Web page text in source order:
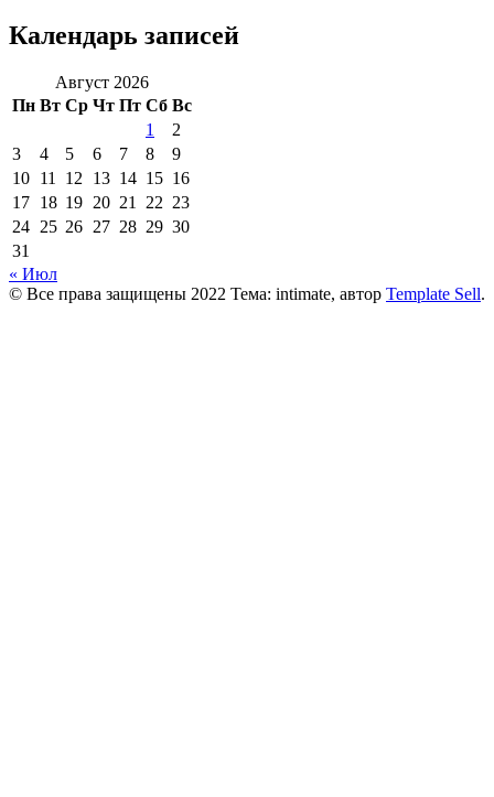
Календарь записей
Август 2026
Пн Вт Ср Чт Пт Сб Вс
1
2
3
4 5 6 7 8
9
10 11 12 13 14 15 16
17 18 19 20 21 22 23
24 25 26 27 28 29 30
31
« Июл
© Все права защищены 2022 Тема: intimate, автор Template Sell.